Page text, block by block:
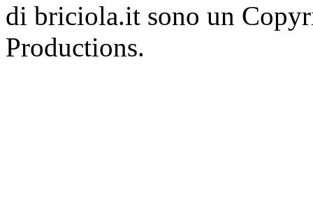
di briciola.it sono un
Productions.